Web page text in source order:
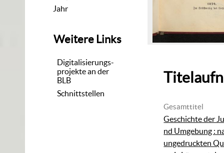
Jahr
Weitere Links
Digitalisierungs-
projekte an der
BLB
Schnittstellen
Gesamttitel
Geschichte der
nd Umgebung :
ungedruckten